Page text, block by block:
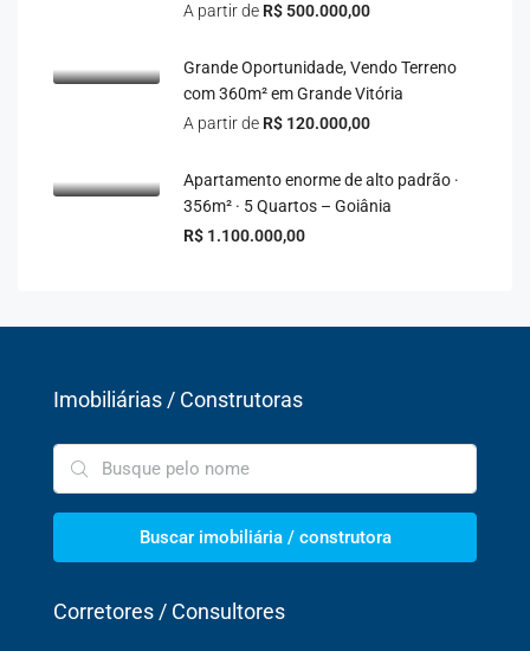
A partir de R$ 500.000,00
Grande Oportunidade, Vendo Terreno
com 360m² em Grande Vitória
A partir de R$ 120.000,00
Apartamento enorme de alto padrão ·
356m² · 5 Quartos – Goiânia
R$ 1.100.000,00
Imobiliárias / Construtoras
Buscar imobiliária / construtora
Corretores / Consultores